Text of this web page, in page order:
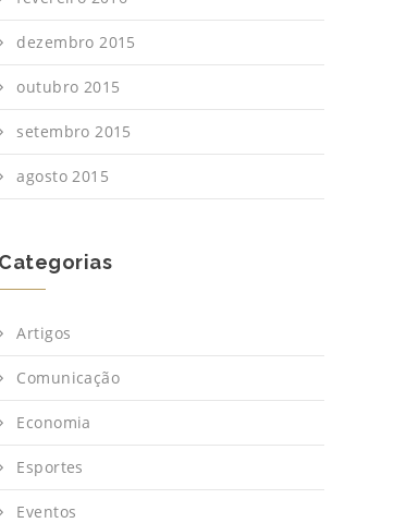
dezembro 2015
outubro 2015
setembro 2015
agosto 2015
Categorias
Artigos
Comunicação
Economia
Esportes
Eventos